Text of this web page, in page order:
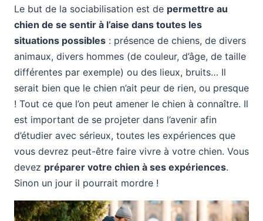
Le but de la sociabilisation est de permettre au
chien de se sentir à l’aise dans toutes les
situations possibles : présence de chiens, de divers
animaux, divers hommes (de couleur, d’âge, de taille
différentes par exemple) ou des lieux, bruits… Il
serait bien que le chien n’ait peur de rien, ou presque
! Tout ce que l’on peut amener le chien à connaître. Il
est important de se projeter dans l’avenir afin
d’étudier avec sérieux, toutes les expériences que
vous devrez peut-être faire vivre à votre chien. Vous
devez préparer votre chien à ses expériences.
Sinon un jour il pourrait mordre !